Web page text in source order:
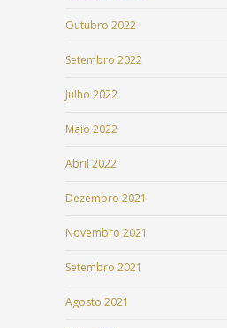
Outubro 2022
Setembro 2022
Julho 2022
Maio 2022
Abril 2022
Dezembro 2021
Novembro 2021
Setembro 2021
Agosto 2021